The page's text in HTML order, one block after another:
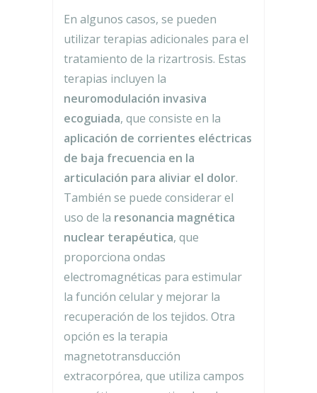
En algunos casos, se pueden
utilizar terapias adicionales para el
tratamiento de la rizartrosis. Estas
terapias incluyen la
neuromodulación invasiva
ecoguiada, que consiste en la
aplicación de corrientes eléctricas
de baja frecuencia en la
articulación para aliviar el dolor.
También se puede considerar el
uso de la resonancia magnética
nuclear terapéutica, que
proporciona ondas
electromagnéticas para estimular
la función celular y mejorar la
recuperación de los tejidos. Otra
opción es la terapia
magnetotransducción
extracorpórea, que utiliza campos